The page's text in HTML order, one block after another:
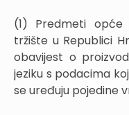
(1) Predmeti
tržište u Republici
obavijest o
jeziku s podacima
se uređuju pojedine